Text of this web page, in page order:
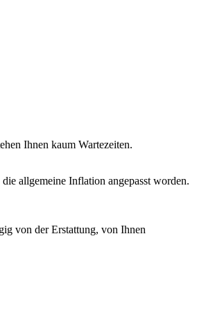
Ihnen kaum Wartezeiten.
allgemeine Inflation angepasst worden.
von der Erstattung, von Ihnen